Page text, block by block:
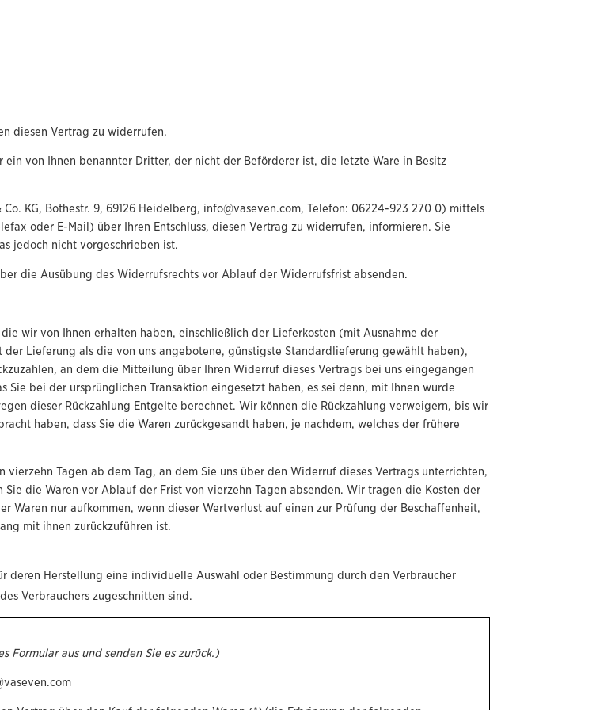
diesen Vertrag zu widerrufen.
von Ihnen benannter Dritter, der nicht der Beförderer ist, die letzte Ware in Besitz
KG, Bothestr. 9, 69126 Heidelberg, info@vaseven.com, Telefon: 06224-923 270 0) mittels
oder E-Mail) über Ihren Entschluss, diesen Vertrag zu widerrufen, informieren. Sie
jedoch nicht vorgeschrieben ist.
die Ausübung des Widerrufsrechts vor Ablauf der Widerrufsfrist absenden.
wir von Ihnen erhalten haben, einschließlich der Lieferkosten (mit Ausnahme der
der Lieferung als die von uns angebotene, günstigste Standardlieferung gewählt haben),
an dem die Mitteilung über Ihren Widerruf dieses Vertrags bei uns eingegangen
bei der ursprünglichen Transaktion eingesetzt haben, es sei denn, mit Ihnen wurde
dieser Rückzahlung Entgelte berechnet. Wir können die Rückzahlung verweigern, bis wir
haben, dass Sie die Waren zurückgesandt haben, je nachdem, welches der frühere
Tagen ab dem Tag, an dem Sie uns über den Widerruf dieses Vertrags unterrichten,
die Waren vor Ablauf der Frist von vierzehn Tagen absenden. Wir tragen die Kosten der
Waren nur aufkommen, wenn dieser Wertverlust auf einen zur Prüfung der Beschaffenheit,
mit ihnen zurückzuführen ist.
Herstellung eine individuelle Auswahl oder Bestimmung durch den Verbraucher
Verbrauchers zugeschnitten sind.
Formular aus und senden Sie es zurück.)